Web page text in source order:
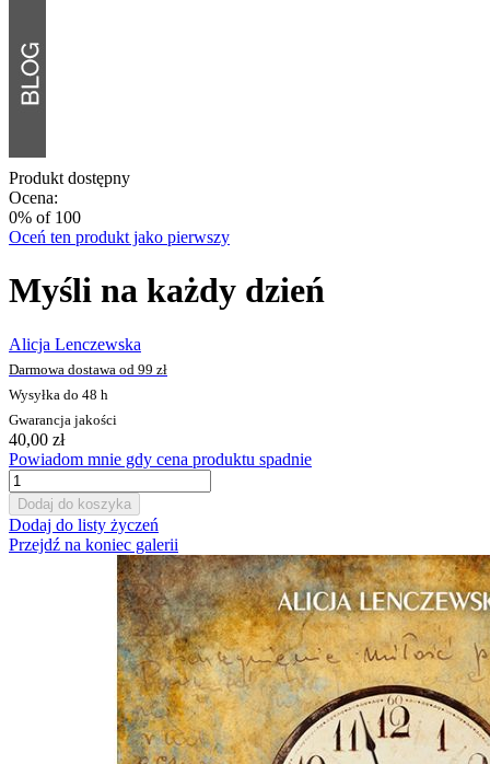
Produkt dostępny
Ocena:
0% of 100
Oceń ten produkt jako pierwszy
Myśli na każdy dzień
Alicja Lenczewska
Darmowa dostawa od 99 zł
Wysyłka do 48 h
Gwarancja jakości
40,00 zł
Powiadom mnie gdy cena produktu spadnie
Dodaj do koszyka
Dodaj do listy życzeń
Przejdź na koniec galerii